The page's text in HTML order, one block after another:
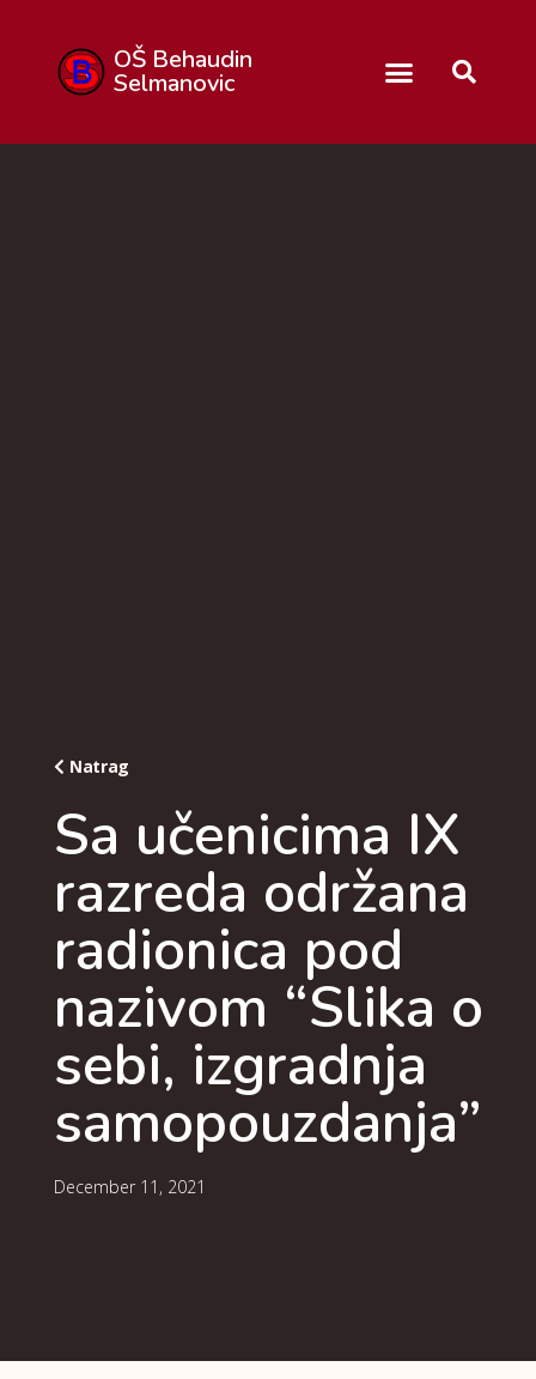
OŠ Behaudin
Selmanovic
Natrag
Sa učenicima IX
razreda održana
radionica pod
nazivom “Slika o
sebi, izgradnja
samopouzdanja”
December 11, 2021